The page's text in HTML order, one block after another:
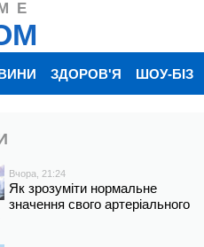
ЗДОРОВ'Я ШОУ-БІЗ
Вчора, 21:24
Як зрозуміти нормальне
значення свого артеріального